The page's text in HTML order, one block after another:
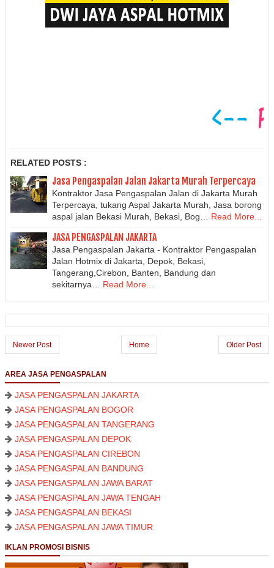
RELATED POSTS :
Jasa Pengaspalan Jalan Jakarta Murah Terpercaya
Kontraktor Jasa Pengaspalan Jalan di Jakarta Murah
Terpercaya, tukang Aspal Jakarta Murah, Jasa borong
aspal jalan Bekasi Murah, Bekasi, Bog…
Read More...
JASA PENGASPALAN JAKARTA
Jasa Pengaspalan Jakarta - Kontraktor Pengaspalan
Jalan Hotmix di Jakarta, Depok, Bekasi,
Tangerang,Cirebon, Banten, Bandung dan
sekitarnya… Read More...
Newer Post Older Post
Home
AREA JASA PENGASPALAN
JASA PENGASPALAN JAKARTA
JASA PENGASPALAN BOGOR
JASA PENGASPALAN TANGERANG
JASA PENGASPALAN DEPOK
JASA PENGASPALAN CIREBON
JASA PENGASPALAN BANDUNG
JASA PENGASPALAN JAWA BARAT
JASA PENGASPALAN JAWA TENGAH
JASA PENGASPALAN BEKASI
JASA PENGASPALAN JAWA TIMUR
IKLAN PROMOSI BISNIS